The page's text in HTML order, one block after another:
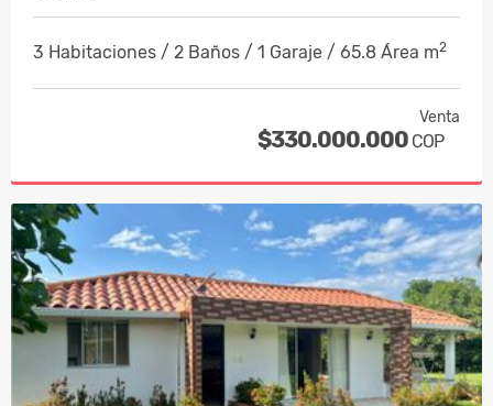
3 Habitaciones / 2 Baños / 1 Garaje / 65.8 Área m2
Venta
$330.000.000 COP